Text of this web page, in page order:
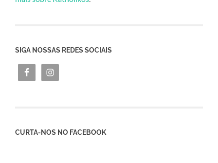
SIGA NOSSAS REDES SOCIAIS
CURTA-NOS NO FACEBOOK